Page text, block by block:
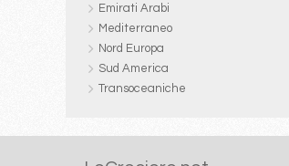
Emirati Arabi
Mediterraneo
Nord Europa
Sud America
Transoceaniche